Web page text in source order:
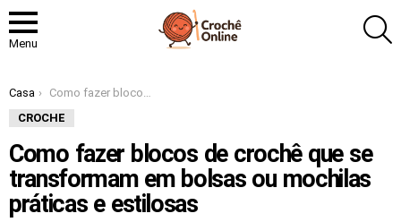
Menu
Você está aqui:
Casa
Como fazer blocos de crochê que se transformam em bolsas ou mochilas práticas e estilosas
CROCHE
Como fazer blocos de crochê que se
transformam em bolsas ou mochilas
práticas e estilosas